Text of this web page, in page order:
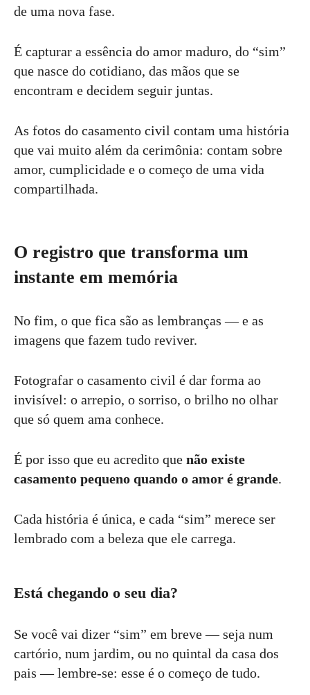
de uma nova fase.
É capturar a essência do amor maduro, do “sim”
que nasce do cotidiano, das mãos que se
encontram e decidem seguir juntas.
As fotos do casamento civil contam uma história
que vai muito além da cerimônia: contam sobre
amor, cumplicidade e o começo de uma vida
compartilhada.
O registro que transforma um
instante em memória
No fim, o que fica são as lembranças — e as
imagens que fazem tudo reviver.
Fotografar o casamento civil é dar forma ao
invisível: o arrepio, o sorriso, o brilho no olhar
que só quem ama conhece.
É por isso que eu acredito que não existe
casamento pequeno quando o amor é grande.
Cada história é única, e cada “sim” merece ser
lembrado com a beleza que ele carrega.
Está chegando o seu dia?
Se você vai dizer “sim” em breve — seja num
cartório, num jardim, ou no quintal da casa dos
pais — lembre-se: esse é o começo de tudo.